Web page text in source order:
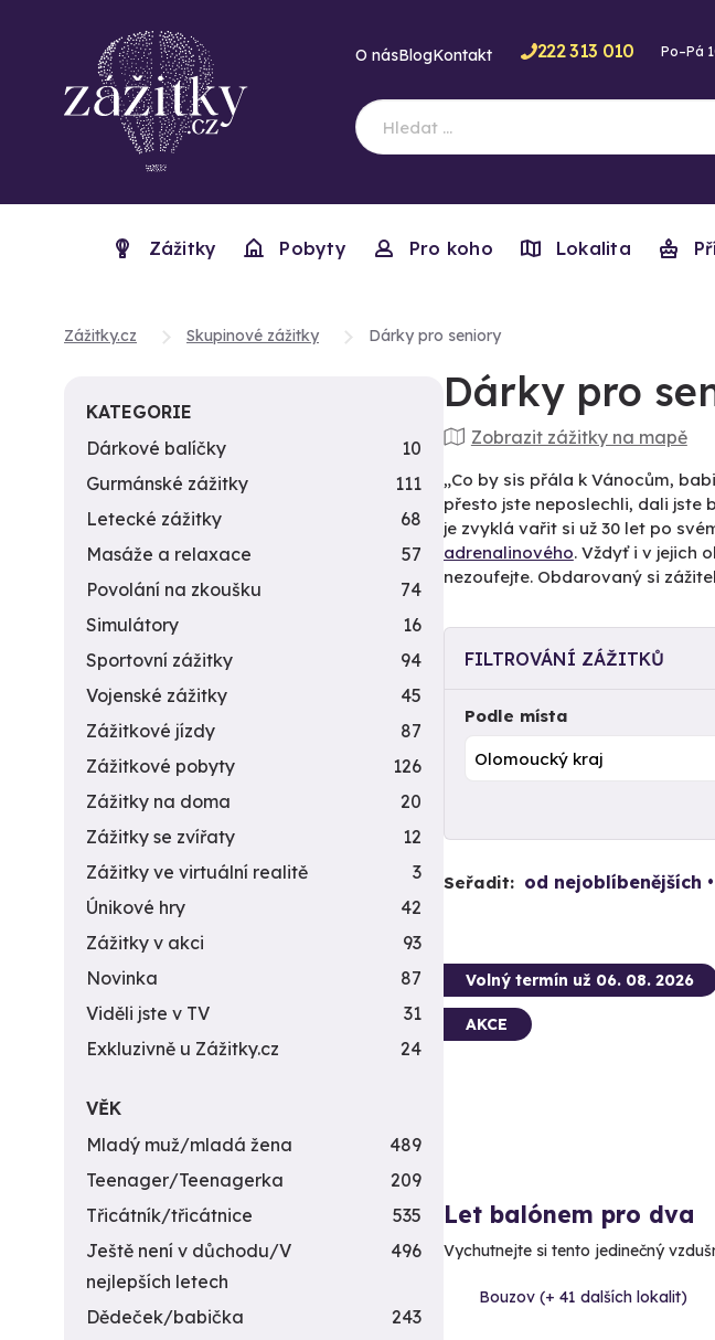
O násBlogKontakt 222 313 010 Po–Pá
Zážitky Pobyty Pro koho Lokalita
Zážitky.cz Skupinové zážitky Dárky pro seniory
Dárky pro
Zobrazit zážitky na mapě
„Co by sis přála k Vánocům,
přesto jste neposlechli, dali jste
je zvyklá vařit si už 30 let po
adrenalinového. Vždyť i v jejich
nezoufejte. Obdarovaný si
FILTROVÁNÍ ZÁŽITKŮ
Podle místa
Seřadit: od nejoblíbenějších
Volný termín už 06. 08. 2026
AKCE
Let balónem pro dva
Vychutnejte si tento jedinečný
Bouzov (+ 41 dalších lokalit)
KATEGORIE
Dárkové balíčky
10
Gurmánské zážitky
111
Letecké zážitky
68
Masáže a relaxace
57
Povolání na zkoušku
74
Simulátory
16
Sportovní zážitky
94
Vojenské zážitky
45
Zážitkové jízdy
87
Zážitkové pobyty
126
Zážitky na doma
20
Zážitky se zvířaty
12
Zážitky ve virtuální realitě
3
Únikové hry
42
Zážitky v akci
93
Novinka
87
Viděli jste v TV
31
Exkluzivně u Zážitky.cz
24
VĚK
Mladý muž/mladá žena
489
Teenager/Teenagerka
209
Třicátník/třicátnice
535
Ještě není v důchodu/V
nejlepších letech
496
Dědeček/babička
243